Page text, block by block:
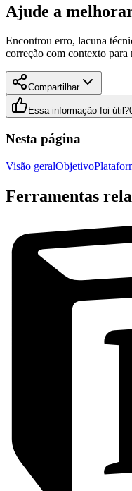
Ajude a
Encontrou erro, lacuna
correção com contexto para
Compartilhar
Essa informação foi útil?
Nesta página
Visão geralObjetivo
Ferramentas